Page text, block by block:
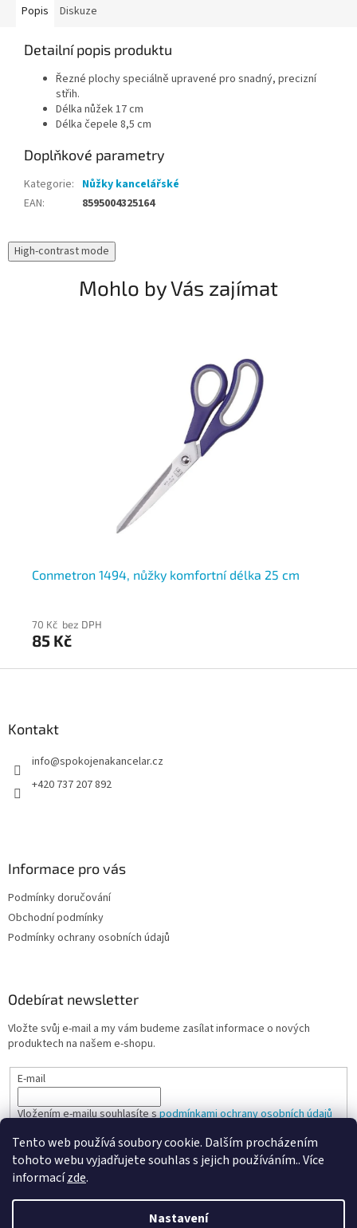
Tento web používá soubory cookie. Dalším procházením
tohoto webu vyjadřujete souhlas s jejich používáním.. Více
informacízde.
Nastavení
Popis Diskuze
Detailní popis produktu
Řezné plochy speciálně upravené pro snadný, precizní
střih.
Délka nůžek 17 cm
Délka čepele 8,5 cm
Doplňkové parametry
Kategorie: Nůžky kancelářské
EAN: 8595004325164
High-contrast mode
Mohlo by Vás zajímat
Conmetron 1494, nůžky komfortní délka 25 cm
70 Kč bez DPH
85 Kč
Kontakt
info@spokojenakancelar.cz
+420 737 207 892
Informace pro vás
Podmínky doručování
Obchodní podmínky
Podmínky ochrany osobních údajů
Odebírat newsletter
Vložte svůj e-mail a my vám budeme zasílat informace o nových
produktech na našem e-shopu.
E-mail
Vložením e-mailu souhlasíte spodmínkami ochrany osobních údajů
PŘIHLÁSIT SE
Vytvořil Shoptet